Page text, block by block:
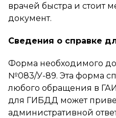
врачей быстра и стоит
документ.
Сведения о справке
Форма необходимого
№083/У-89. Эта форма
любого обращения в
для ГИБДД может
административной